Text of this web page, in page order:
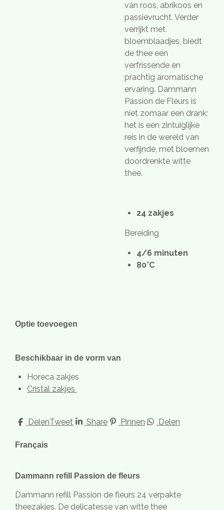
van roos, abrikoos en
passievrucht. Verder
verrijkt met
bloemblaadjes, biedt
de thee een
verfrissende en
prachtig aromatische
ervaring. Dammann
Passion de Fleurs is
niet zomaar een drank;
het is een zintuiglijke
reis in de wereld van
verfijnde, met bloemen
doordrenkte witte
thee.
24 zakjes
Bereiding
4/6 minuten
80°C
Optie toevoegen
Beschikbaar in de vorm van
Horeca zakjes
Cristal zakjes
DelenTweet Share Pinnen Delen
Français
Dammann refill Passion de fleurs
Dammann refill Passion de fleurs 24 verpakte
theezakjes. De delicatesse van witte thee